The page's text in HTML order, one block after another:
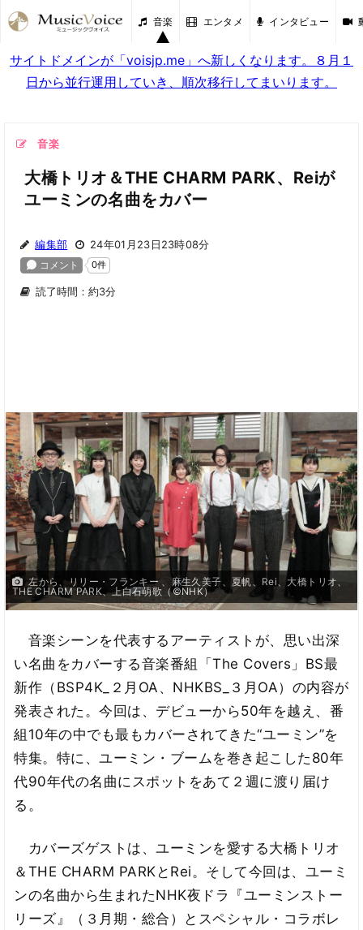
音楽 エンタメ インタビュー
サイトドメインが「voisjp.me」へ新しくなります。８月１
日から並行運用していき、順次移行してまいります。
音楽
大橋トリオ＆THE CHARM PARK、Reiが
ユーミンの名曲をカバー
編集部 24年01月23日23時08分
読了時間：約3分
左から、リリー・フランキー 、麻生久美子、夏帆、Rei、大橋トリオ、
THE CHARM PARK、上白石萌歌（©︎NHK）
音楽シーンを代表するアーティストが、思い出深
い名曲をカバーする音楽番組「The Covers」BS最
新作（BSP4K_２月OA、NHKBS_３月OA）の内容が
発表された。今回は、デビューから50年を越え、番
組10年の中でも最もカバーされてきた“ユーミン”を
特集。特に、ユーミン・ブームを巻き起こした80年
代90年代の名曲にスポットをあて２週に渡り届け
る。
カバーズゲストは、ユーミンを愛する大橋トリオ
＆THE CHARM PARKとRei。そして今回は、ユーミ
ンの名曲から生まれたNHK夜ドラ『ユーミンストー
リーズ』（３月期・総合）とスペシャル・コラボレ